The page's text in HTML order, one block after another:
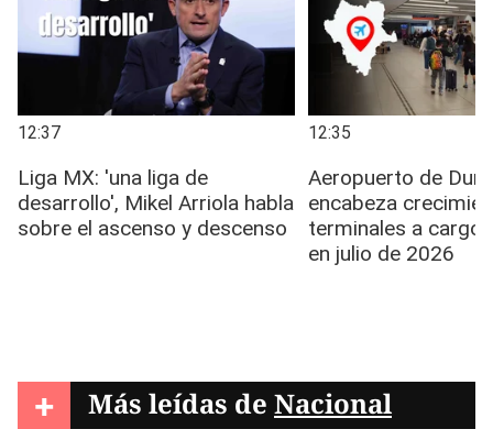
+ Más leídas de Nacional